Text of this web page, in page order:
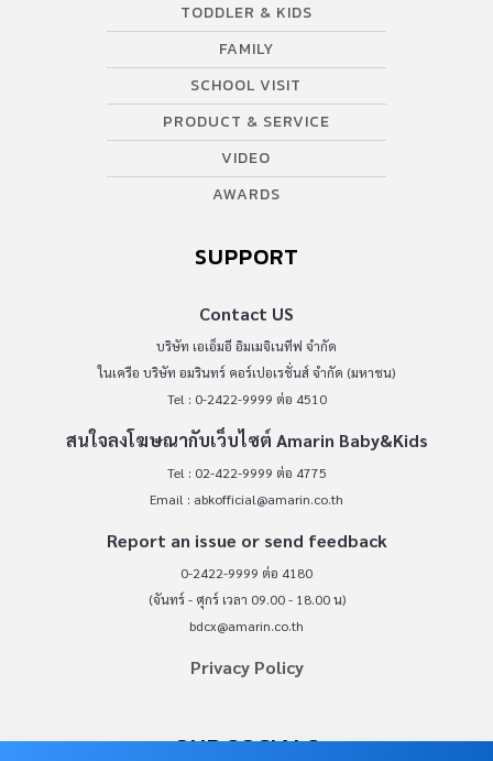
TODDLER & KIDS
FAMILY
SCHOOL VISIT
PRODUCT & SERVICE
VIDEO
AWARDS
SUPPORT
Contact US
บริษัท เอเอ็มอี อิมเมจิเนทีฟ จำกัด
ในเครือ บริษัท อมรินทร์ คอร์เปอเรชั่นส์ จำกัด (มหาชน)
Tel : 0-2422-9999 ต่อ 4510
สนใจลงโฆษณากับเว็บไซต์ Amarin Baby&Kids
Tel : 02-422-9999 ต่อ 4775
Email : abkofficial@amarin.co.th
Report an issue or send feedback
0-2422-9999 ต่อ 4180
(จันทร์ - ศุกร์ เวลา 09.00 - 18.00 น)
bdcx@amarin.co.th
Privacy Policy
OUR SOCIALS